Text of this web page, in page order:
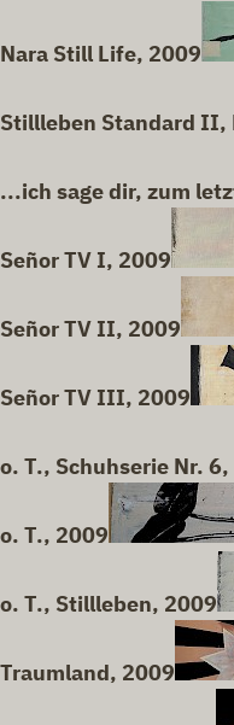
Nara Still Life, 2009
Stillleben Standard II,
...ich sage dir, zum
Señor TV I, 2009
Señor TV II, 2009
Señor TV III, 2009
o. T., Schuhserie Nr.
o. T., 2009
o. T., Stillleben, 2009
Traumland, 2009